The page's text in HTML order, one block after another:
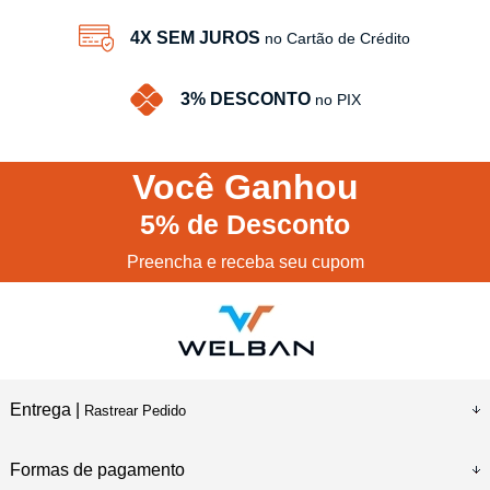
4X SEM JUROS no Cartão de Crédito
3% DESCONTO no PIX
Você Ganhou
5% de Desconto
Preencha e receba seu cupom
Entrega | Rastrear Pedido
Formas de pagamento